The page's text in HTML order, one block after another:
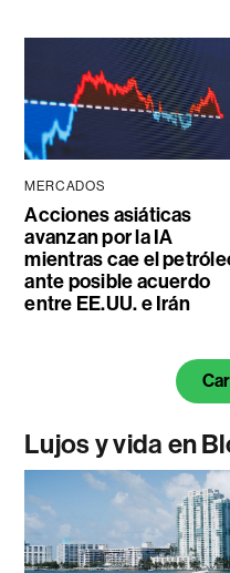
MERCADOS
Acciones asiáticas
avanzan por la IA
mientras cae el
ante posible acuerdo
entre EE.UU. e Irán
Lujos y vida en